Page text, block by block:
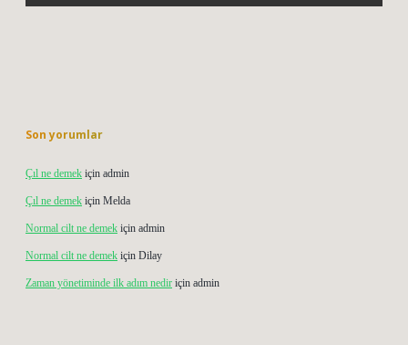
Son yorumlar
Çıl ne demek için admin
Çıl ne demek için Melda
Normal cilt ne demek için admin
Normal cilt ne demek için Dilay
Zaman yönetiminde ilk adım nedir için admin